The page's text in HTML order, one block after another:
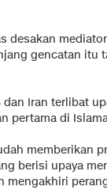
desakan
gencatan itu
dan Iran terlibat
pertama di
memberikan
berisi upaya
mengakhiri